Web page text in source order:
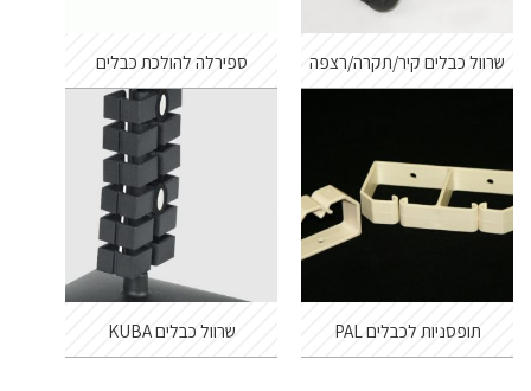
שרוול כבלים קיר/תקרה/רצפה ספירלה להולכת כבלים
תופסניות לכבלים PAL שרוול כבלים KUBA